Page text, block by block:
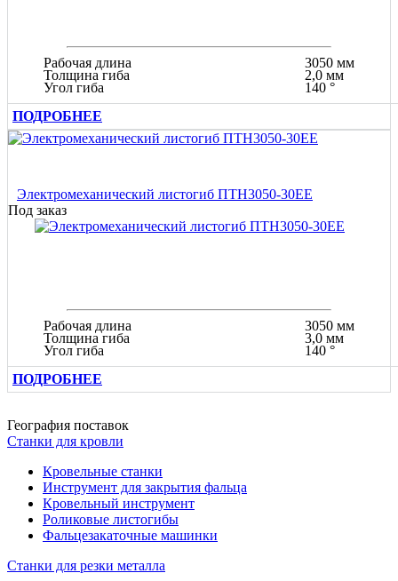
Рабочая длина
Толщина гиба
Угол гиба
3050 мм
2,0 мм
140 °
ПОДРОБНЕЕ
Электромеханический листогиб ПТН3050-30ЕЕ
Под заказ
Рабочая длина
Толщина гиба
Угол гиба
3050 мм
3,0 мм
140 °
ПОДРОБНЕЕ
География поставок
Станки для кровли
Кровельные станки
Инструмент для закрытия фальца
Кровельный инструмент
Роликовые листогибы
Фальцезакаточные машинки
Станки для резки металла